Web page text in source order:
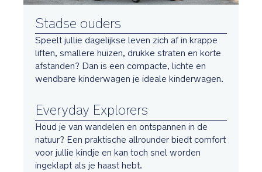
Stadse ouders
Speelt jullie dagelijkse leven zich af in krappe
liften, smallere huizen, drukke straten en korte
afstanden? Dan is een compacte, lichte en
wendbare kinderwagen je ideale kinderwagen.
Everyday Explorers
Houd je van wandelen en ontspannen in de
natuur? Een praktische allrounder biedt comfort
voor jullie kindje en kan toch snel worden
ingeklapt als je haast hebt.